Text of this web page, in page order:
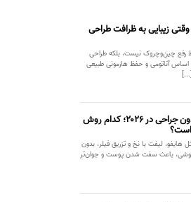
زیبایی به ظرافت طراحی
رفع چین‌وچروک نیست، بلکه طراحی
اساس آناتومی و حفظ هارمونی طبیعی
لیفت صورت بدون جراحی در ۲۰۲۶؛ کدام روش
است؟
هایفو، لیفت با نخ و تزریق فیلر، بدون
باعث سفت شدن پوست و جوان‌تر